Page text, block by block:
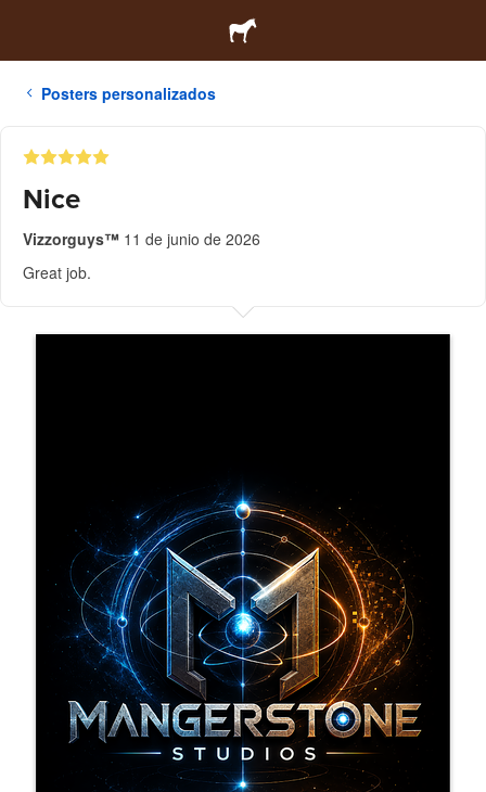
Posters personalizados
Nice
Vizzorguys™ 11 de junio de 2026
Great job.